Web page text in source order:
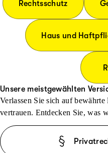
Rechtsschutz
Haus und
Unsere meistgewählten
Verlassen Sie sich auf
vertrauen. Entdecken Sie, was